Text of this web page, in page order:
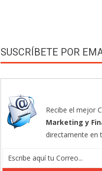
SUSCRÍBETE POR
Recibe el mejor
Marketing y
directamente en